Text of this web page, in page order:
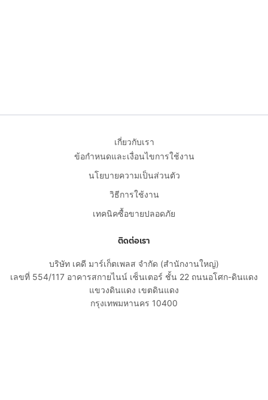
เกี่ยวกับเรา
ข้อกำหนดและเงื่อนไขการใช้งาน
นโยบายความเป็นส่วนตัว
วิธีการใช้งาน
เทคนิคซื้อขายปลอดภัย
ติดต่อเรา
บริษัท เคดี มาร์เก็ตเพลส จำกัด (สำนักงานใหญ่)
เลขที่ 554/117 อาคารสกายไนน์ เซ็นเตอร์ ชั้น 22 ถนนอโศก-ดินแดง
แขวงดินแดง เขตดินแดง
กรุงเทพมหานคร 10400